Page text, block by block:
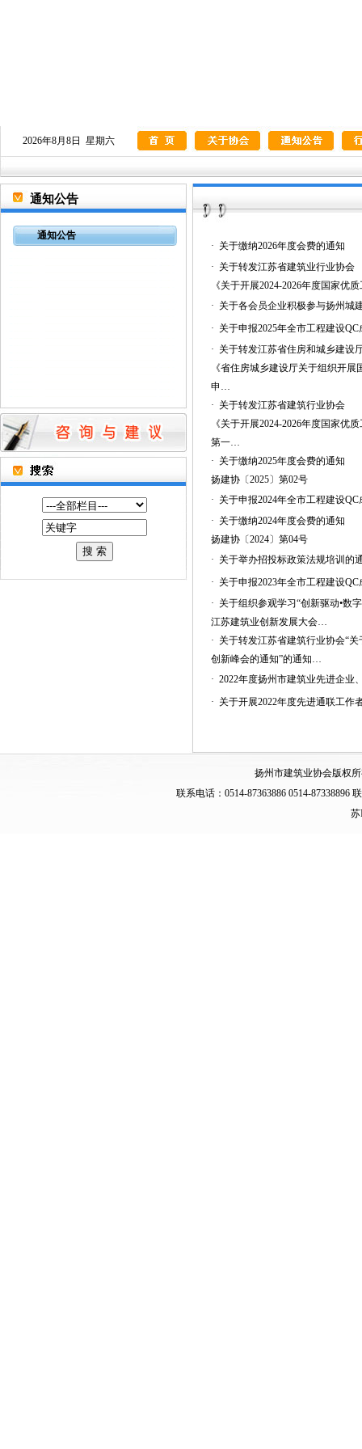
2026年8月8日 星期六
通知公告
通知公告
· 关于缴纳2026年度会费的通知
· 关于转发江苏省建筑业行业协会
《关于开展2024-2026年度国家优
· 关于各会员企业积极参与扬州城
· 关于申报2025年全市工程建设
· 关于转发江苏省住房和城乡建设
《省住房城乡建设厅关于组织开展
申…
· 关于转发江苏省建筑行业协会
《关于开展2024-2026年度国家优
第一…
· 关于缴纳2025年度会费的通知
扬建协〔2025〕第02号
· 关于申报2024年全市工程建设
· 关于缴纳2024年度会费的通知
扬建协〔2024〕第04号
· 关于举办招投标政策法规培训的
· 关于申报2023年全市工程建设
· 关于组织参观学习“创新驱动•数
江苏建筑业创新发展大会…
· 关于转发江苏省建筑行业协会“
创新峰会的通知”的通知…
· 2022年度扬州市建筑业先进企业
· 关于开展2022年度先进通联工作
扬州市建筑业协会版权
联系电话：0514-87363886 0514-
苏